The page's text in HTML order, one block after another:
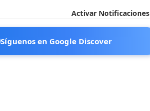
Activar Notificaciones
Síguenos en Google Discover